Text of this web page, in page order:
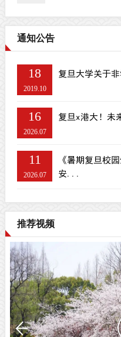
通知公告
18
2019.10
复旦大学关于
16
2026.07
复旦x港大！未
11
2026.07
《暑期复旦校
安...
推荐视频